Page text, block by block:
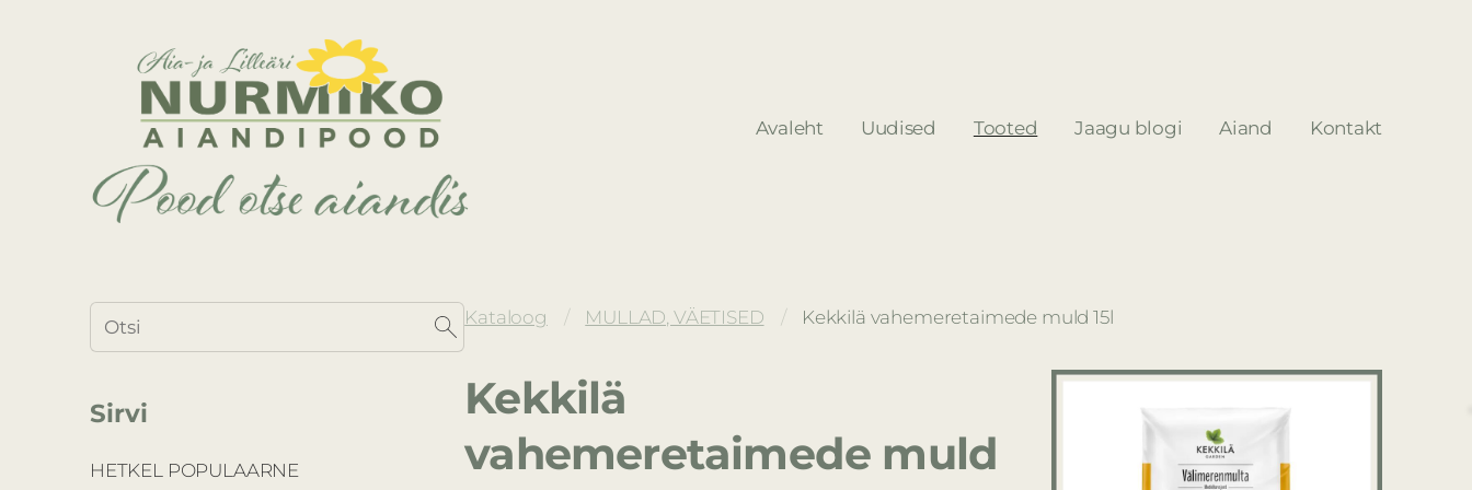
Avaleht Uudised Tooted Jaagu blogi Aiand Kontakt
Sirvi
HETKEL POPULAARNE
Kataloog MULLAD, VÄETISED Kekkilä vahemeretaimede muld 15l
Kekkilä
vahemeretaimede muld